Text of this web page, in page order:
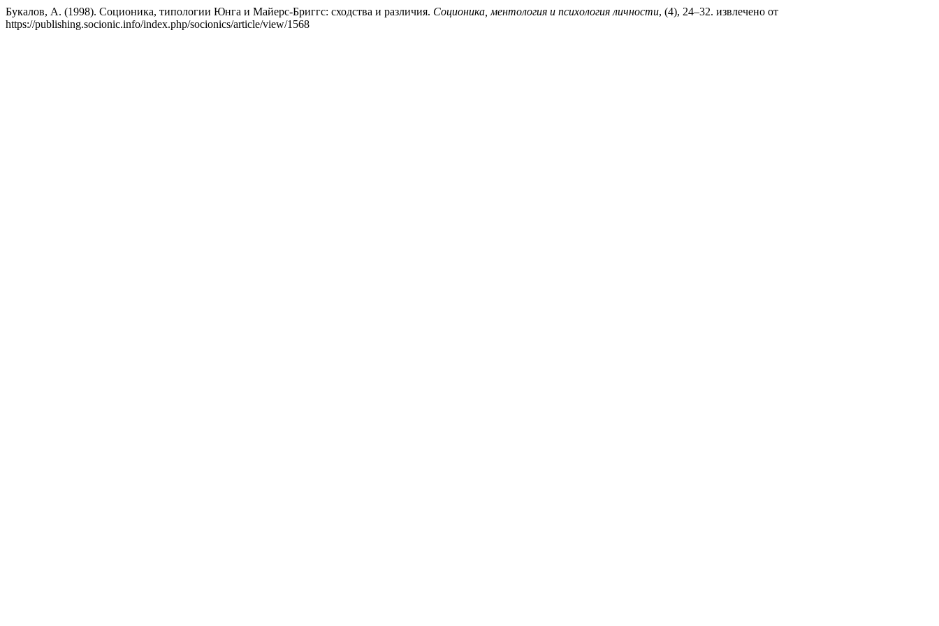
Букалов, А. (1998). Соционика, типологии Юнга и Майерс-Бриггс: сходства и различия. Соционика, ментология и психология личности, (4), 24–32. извлечено от
https://publishing.socionic.info/index.php/socionics/article/view/1568